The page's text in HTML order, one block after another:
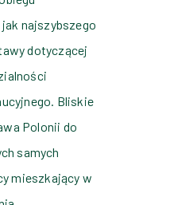
najszybszego
dotyczącej
Bliskie
Polonii do
samych
mieszkający w